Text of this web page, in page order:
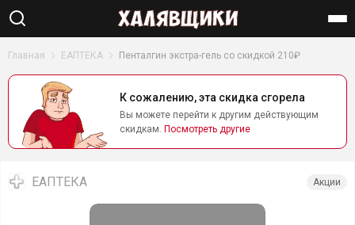
Найти
Главная ЕАПТЕКА Пенталгин экстра-гель со скидкой 210₽
К сожалению, эта скидка сгорела
Вы можете перейти к другим действующим
скидкам. Посмотреть другие
ЕАПТЕКА Акции